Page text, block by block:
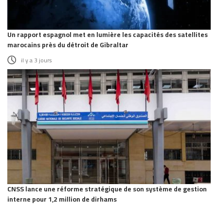
Un rapport espagnol met en lumière les capacités des satellites
marocains près du détroit de Gibraltar
il y a 3 jours
CNSS lance une réforme stratégique de son système de gestion
interne pour 1,2 million de dirhams